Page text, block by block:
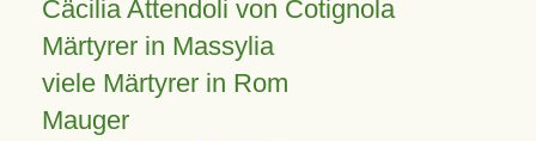
Cäcilia Attendoli von Cotignola
Märtyrer in Massylia
viele Märtyrer in Rom
Mauger